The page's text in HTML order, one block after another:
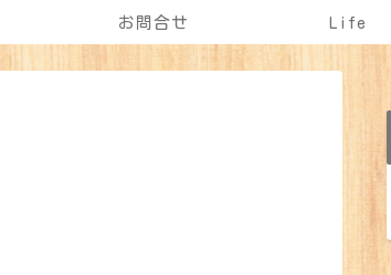
お問合せ Life